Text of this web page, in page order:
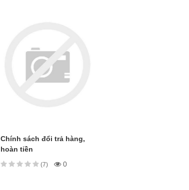
Chính sách đổi trả hàng,
hoàn tiền
(7) 0